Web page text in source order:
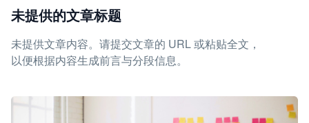
未提供的文章标题
未提供文章内容。请提交文章的 URL 或粘贴全文，
以便根据内容生成前言与分段信息。